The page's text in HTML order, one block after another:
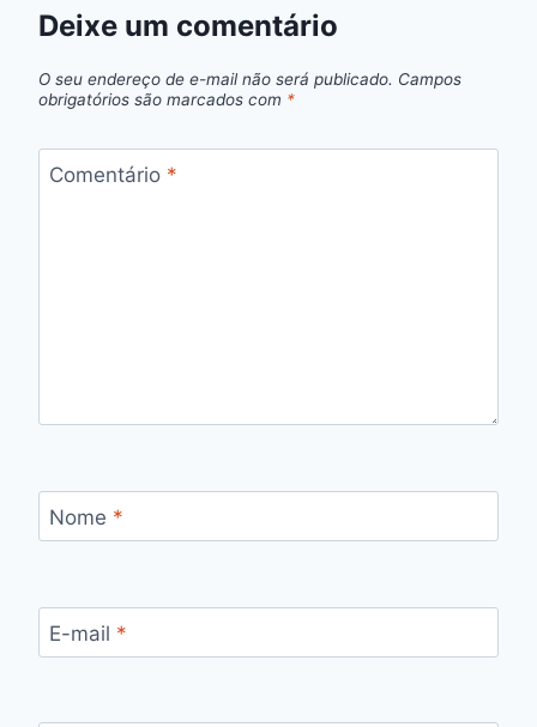
Deixe um comentário
O seu endereço de e-mail não será publicado. Campos
obrigatórios são marcados com *
Comentário *
Nome *
E-mail *